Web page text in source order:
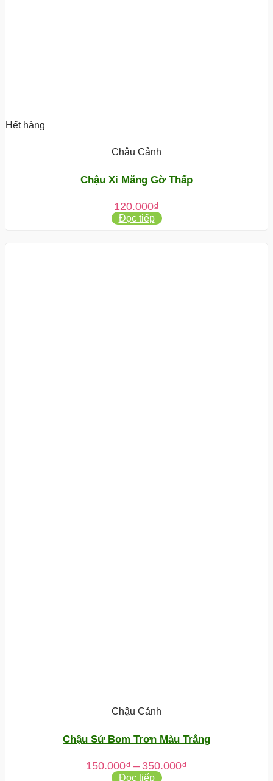
Hết hàng
Chậu Cảnh
Chậu Xi Măng Gờ Thấp
120.000₫
Đọc tiếp
Chậu Cảnh
Chậu Sứ Bom Trơn Màu Trắng
150.000₫ – 350.000₫
Đọc tiếp